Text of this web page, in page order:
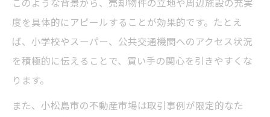
度を具体的にアピールすることが効果的です。たとえ
ば、小学校やスーパー、公共交通機関へのアクセス状況
を積極的に伝えることで、買い手の関心を引きやすくな
ります。
また、小松島市の不動産市場は取引事例が限定的なた